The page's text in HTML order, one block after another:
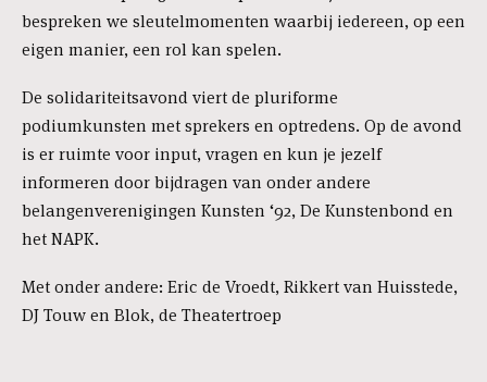
bespreken we sleutelmomenten waarbij iedereen, op een
eigen manier, een rol kan spelen.
De solidariteitsavond viert de pluriforme
podiumkunsten met sprekers en optredens. Op de avond
is er ruimte voor input, vragen en kun je jezelf
informeren door bijdragen van onder andere
belangenverenigingen Kunsten ‘92, De Kunstenbond en
het NAPK.
Met onder andere: Eric de Vroedt, Rikkert van Huisstede,
DJ Touw en Blok, de Theatertroep